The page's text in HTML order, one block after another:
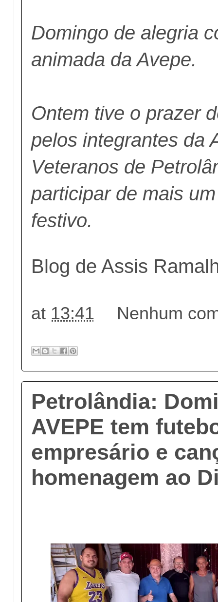
Domingo de alegria
animada da Avepe.
Ontem tive o prazer
pelos integrantes da
Veteranos de
participar de mais
festivo.
Blog de Assis
at 13:41 Nenhum
Petrolândia:
AVEPE tem
empresário e
homenagem ao